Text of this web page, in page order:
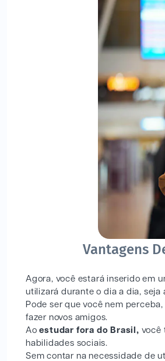
Vantagens
Agora, você estará inserido em
utilizará durante o dia a dia,
Pode ser que você nem
fazer novos amigos.
Aoestudar fora do Brasil, você
habilidades sociais.
Sem contar na necessidade de